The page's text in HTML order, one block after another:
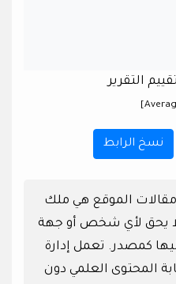
التقرير
]
نسخ الرابط
الموقع هي ملك
يحق لأي شخص أو جهة
كمصدر. تعمل إدارة
المحتوى العلمي دون